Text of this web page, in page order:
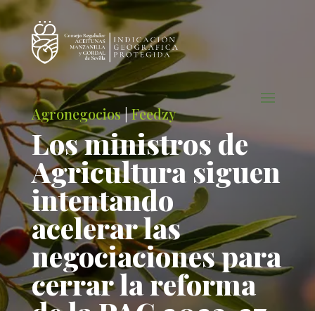
Agronegocios|Feedzy
Los ministros de
Agricultura siguen
intentando
acelerar las
negociaciones para
cerrar la reforma